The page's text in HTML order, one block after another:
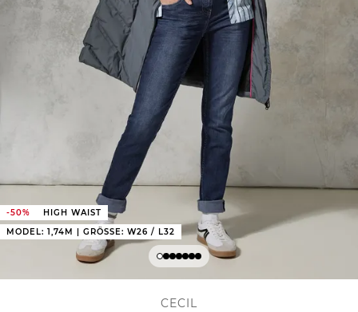
-50%
HIGH WAIST
MODEL: 1,74M | GRÖSSE: W26 / L32
CECIL